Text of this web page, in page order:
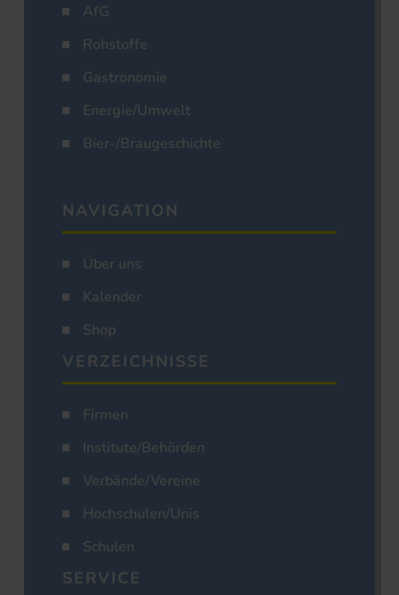
AfG
Rohstoffe
Gastronomie
Energie/Umwelt
Bier-/Braugeschichte
NAVIGATION
Über uns
Kalender
Shop
VERZEICHNISSE
Firmen
Institute/Behörden
Verbände/Vereine
Hochschulen/Unis
Schulen
SERVICE